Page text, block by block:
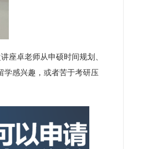
座卓老师从申硕时间规划、
学感兴趣，或者苦于考研压